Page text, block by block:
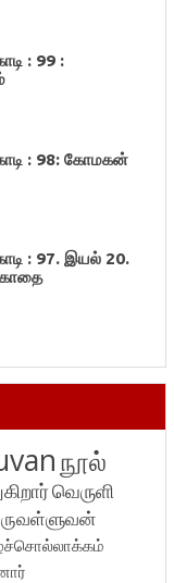
: 99 :
: 98: கோமகன்
: 97. இயல் 20.
காதை
நூல்
வெருளி